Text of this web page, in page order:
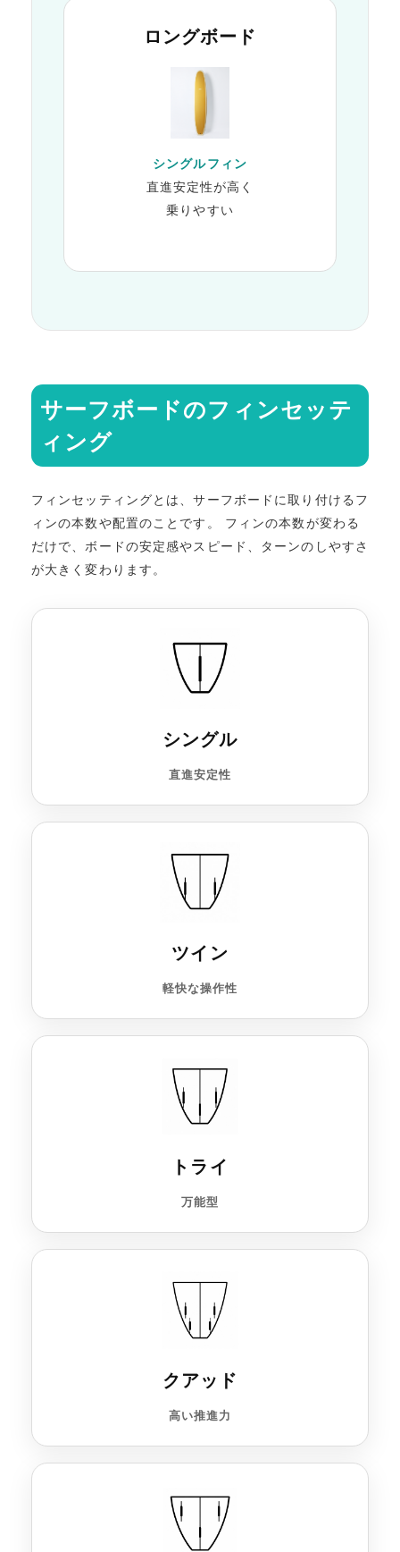
ロングボード
シングルフィン
直進安定性が高く
乗りやすい
サーフボードのフィンセッテ
ィング
フィンセッティングとは、サーフボードに取り付けるフ
ィンの本数や配置のことです。 フィンの本数が変わる
だけで、ボードの安定感やスピード、ターンのしやすさ
が大きく変わります。
シングル
直進安定性
ツイン
軽快な操作性
トライ
万能型
クアッド
高い推進力